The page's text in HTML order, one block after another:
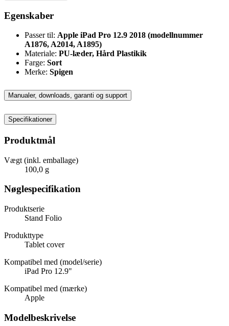
Egenskaber
Passer til: Apple iPad Pro 12.9 2018 (modellnummer
A1876, A2014, A1895)
Materiale: PU-læder, Hård Plastikik
Farge: Sort
Merke: Spigen
Manualer, downloads, garanti og support
Specifikationer
Produktmål
Vægt (inkl. emballage)
100,0 g
Nøglespecifikation
Produktserie
Stand Folio
Produkttype
Tablet cover
Kompatibel med (model/serie)
iPad Pro 12.9"
Kompatibel med (mærke)
Apple
Modelbeskrivelse